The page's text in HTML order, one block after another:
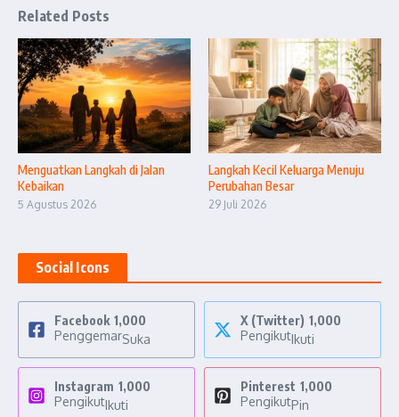
Related Posts
Menguatkan Langkah di Jalan
Kebaikan
5 Agustus 2026
Langkah Kecil Keluarga Menuju
Perubahan Besar
29 Juli 2026
Social Icons
Facebook 1,000
PenggemarSuka
X (Twitter) 1,000
PengikutIkuti
Instagram 1,000
PengikutIkuti
Pinterest 1,000
PengikutPin